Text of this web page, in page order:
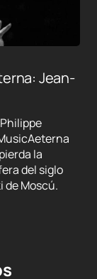
Jean-
la
del siglo
de Moscú.